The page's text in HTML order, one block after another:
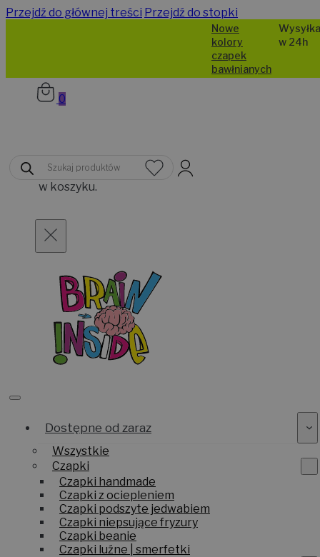
Przejdź do głównej treści Przejdź do stopki
Nowe
kolory
czapek
bawłnianych
Wysyłka
w 24h
Wyszukiwarka
produktów
0
produktów
w koszyku.
Dostępne od zaraz
Wszystkie
Czapki
Czapki handmade
Czapki z ociepleniem
Czapki podszyte jedwabiem
Czapki niepsujące fryzury
Czapki beanie
Czapki luźne | smerfetki